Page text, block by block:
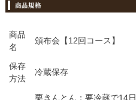
商品
名
頒布会【12回コース】
保存
方法
冷蔵保存
栗きんとん：要冷蔵で14日